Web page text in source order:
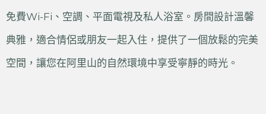
免費Wi-Fi、空調、平面電視及私人浴室。房間設計溫馨
典雅，適合情侶或朋友一起入住，提供了一個放鬆的完美
空間，讓您在阿里山的自然環境中享受寧靜的時光。